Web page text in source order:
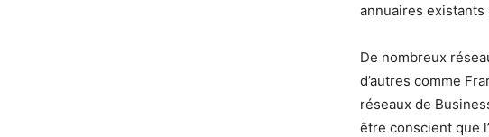
annuaires existants
De nombreux
d’autres comme
réseaux de
être conscient que